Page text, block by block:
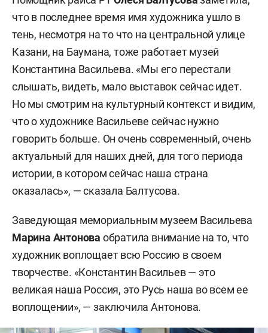
что в последнее время имя художника ушло в
тень, несмотря на то что на центральной улице
Казани, на Баумана, тоже работает музей
Константина Васильева. «Мы его перестали
слышать, видеть, мало выставок сейчас идет.
Но мы смотрим на культурный контекст и видим,
что о художнике Васильеве сейчас нужно
говорить больше. Он очень современный, очень
актуальный для наших дней, для того периода
истории, в котором сейчас наша страна
оказалась», — сказала Балтусова.
Заведующая мемориальным музеем Васильева
Марина Антонова обратила внимание на то, что
художник воплощает всю Россию в своем
творчестве. «Константин Васильев — это
великая наша Россия, это Русь наша во всем ее
воплощении», — заключила Антонова.